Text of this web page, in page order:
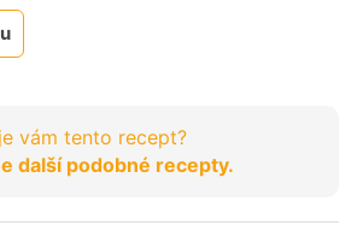
vám tento recept?
další podobné recepty.